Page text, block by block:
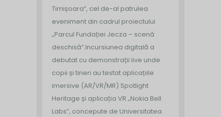
Timișoara”, cel de-al patrulea
eveniment din cadrul proiectului
„Parcul Fundației Jecza – scenă
deschisă”.Incursiunea digitală a
debutat cu demonstrații live unde
copii și tineri au testat aplicațiile
imersive (AR/VR/MR) Spotlight
Heritage și aplicația VR „Nokia Bell
Labs”, concepute de Universitatea